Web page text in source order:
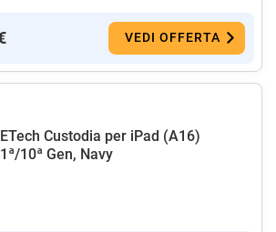
VEDI OFFERTA
Custodia per iPad (A16)
10ª Gen, Navy